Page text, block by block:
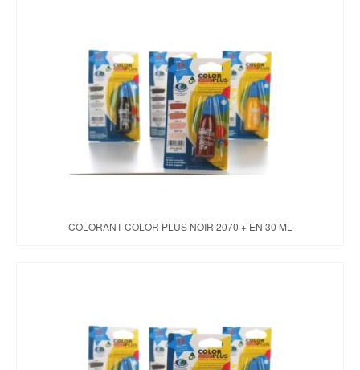
COLORANT COLOR PLUS NOIR 2070 + EN 30 ML